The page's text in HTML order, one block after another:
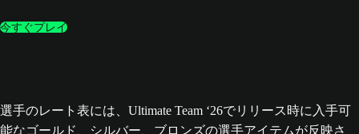
今すぐプレイ
選手のレート表には、Ultimate Team ‘26でリリース時に入手可
能なゴールド、シルバー、ブロンズの選手アイテムが反映さ